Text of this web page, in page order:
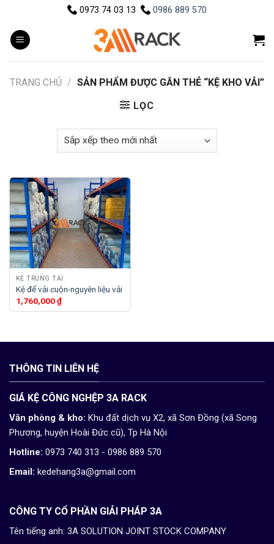
content
0973 74 03 13 0986 889 570
TRANG CHỦ / SẢN PHẨM ĐƯỢC GẮN THẺ “KỆ KHO VẢI”
LỌC
KỆ TRUNG TẢI
Kệ để vải cuộn-nguyên liệu vải
1,760,000₫
THÔNG TIN LIÊN HỆ
GIÁ KỆ CÔNG NGHỆP 3A RACK
Văn phòng & kho: Khu đất dịch vụ X2, xã Sơn Đồng (xã Song
Phương, huyện Hoài Đức cũ), Tp Hà Nội
Hotline: 0973 740 313 - 0986 889 570
Email: kedehang3a@gmail.com
CÔNG TY CỔ PHẦN GIẢI PHÁP 3A
Tên tiếng anh: 3A SOLUTION JOINT STOCK COMPANY